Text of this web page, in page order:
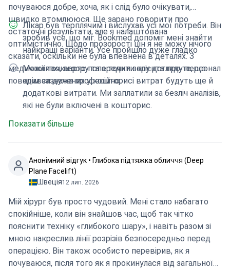
почуваюся добре, хоча, як і слід було очікувати,
швидко втомлююся. Ще зарано говорити про
остаточні результати, але я налаштована
оптимістично. Щодо прозорості цін я не можу нічого
сказати, оскільки не була впевнена в деталях. З
медичної точки зору та з точки зору догляду персонал
поводився дуже професійно.
Лікар був терплячим і вислухав усі мої потреби. Він
зробив усе, що міг. Bookmed допоміг мені знайти
найкращі варіанти. Усе пройшло дуже гладко
Можливо, варто попередити клієнта про те, що
крім зазначених у кошторисі витрат будуть ще й
додаткові витрати. Ми заплатили за безліч аналізів,
які не були включені в кошторис.
Показати більше
Анонімний відгук • Глибока підтяжка обличчя (Deep
Plane Facelift)
Швеція12 лип. 2026
Мій хірург був просто чудовий. Мені стало набагато
спокійніше, коли він знайшов час, щоб так чітко
пояснити техніку «глибокого шару», і навіть разом зі
мною накреслив лінії розрізів безпосередньо перед
операцією. Він також особисто перевірив, як я
почуваюся, після того як я прокинулася від загальної